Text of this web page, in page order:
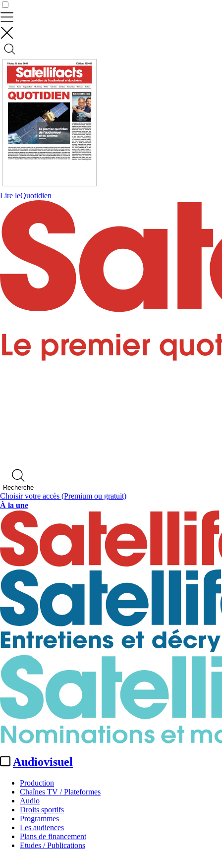
Lire leQuotidien
Recherche
Choisir votre accès (Premium ou gratuit)
À la une
Audiovisuel
Production
Chaînes TV / Plateformes
Audio
Droits sportifs
Programmes
Les audiences
Plans de financement
Etudes / Publications
Contrôler vos données